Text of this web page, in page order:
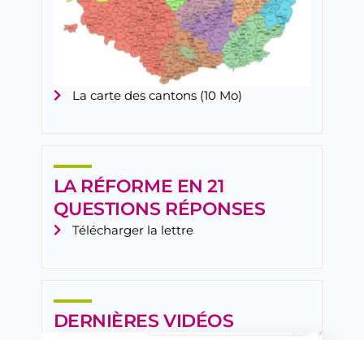
La carte des cantons (10 Mo)
LA RÉFORME EN 21
QUESTIONS RÉPONSES
Télécharger la lettre
DERNIÈRES VIDÉOS